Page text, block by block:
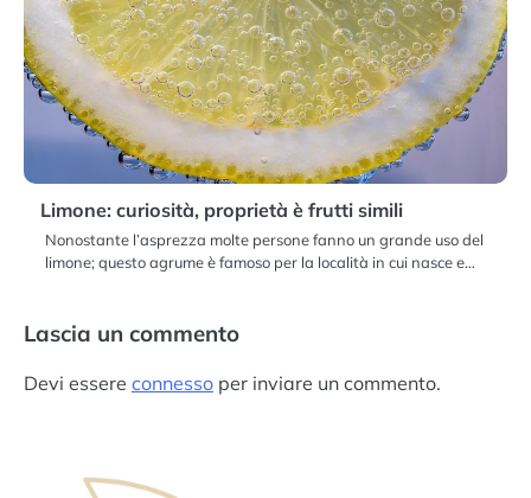
Limone: curiosità, proprietà è frutti simili
Nonostante l’asprezza molte persone fanno un grande uso del
limone; questo agrume è famoso per la località in cui nasce e…
Lascia un commento
Devi essere connesso per inviare un commento.